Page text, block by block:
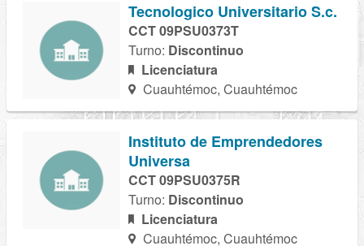
Tecnologico Universitario S.c.
CCT 09PSU0373T
Turno: Discontinuo
Licenciatura
Cuauhtémoc, Cuauhtémoc
Instituto de Emprendedores
Universa
CCT 09PSU0375R
Turno: Discontinuo
Licenciatura
Cuauhtémoc, Cuauhtémoc